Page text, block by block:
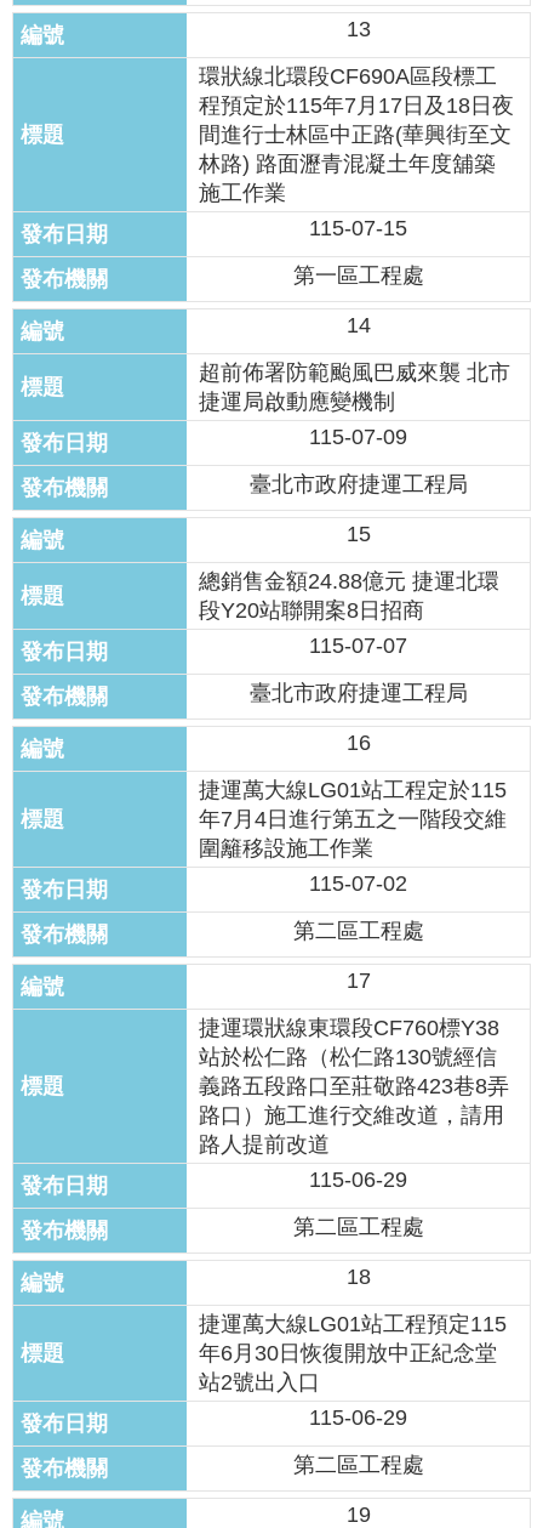
13
環狀線北環段CF690A區段標工
程預定於115年7月17日及18日夜
間進行士林區中正路(華興街至文
林路) 路面瀝青混凝土年度舖築
施工作業
115-07-15
第一區工程處
14
超前佈署防範颱風巴威來襲 北市
捷運局啟動應變機制
115-07-09
臺北市政府捷運工程局
15
總銷售金額24.88億元 捷運北環
段Y20站聯開案8日招商
115-07-07
臺北市政府捷運工程局
16
捷運萬大線LG01站工程定於115
年7月4日進行第五之一階段交維
圍籬移設施工作業
115-07-02
第二區工程處
17
捷運環狀線東環段CF760標Y38
站於松仁路（松仁路130號經信
義路五段路口至莊敬路423巷8弄
路口）施工進行交維改道，請用
路人提前改道
115-06-29
第二區工程處
18
捷運萬大線LG01站工程預定115
年6月30日恢復開放中正紀念堂
站2號出入口
115-06-29
第二區工程處
19